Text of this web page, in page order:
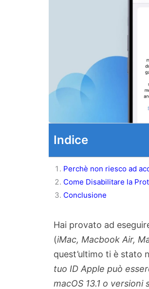
Indice
Perchè non riesco ad
Come Disabilitare la
Conclusione
Hai provato ad
(iMac, Macbook Air,
quest’ultimo ti è stato
tuo ID Apple può
macOS 13.1 o